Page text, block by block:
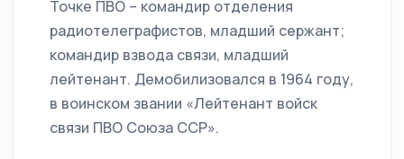
Точке ПВО – командир отделения
радиотелеграфистов, младший сержант;
командир взвода связи, младший
лейтенант. Демобилизовался в 1964 году,
в воинском звании «Лейтенант войск
связи ПВО Союза ССР».